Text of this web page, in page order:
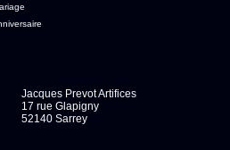
Jacques Prevot Artifices
17 rue Glapigny
52140 Sarrey